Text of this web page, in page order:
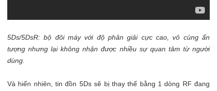
5Ds/5DsR: bộ đôi máy với độ phân giải cực cao, vô cùng ấn
tượng nhưng lại không nhận được nhiều sự quan tâm từ người
dùng.
Và hiển nhiên, tin đồn 5Ds sẽ bị thay thế bằng 1 dòng RF đang